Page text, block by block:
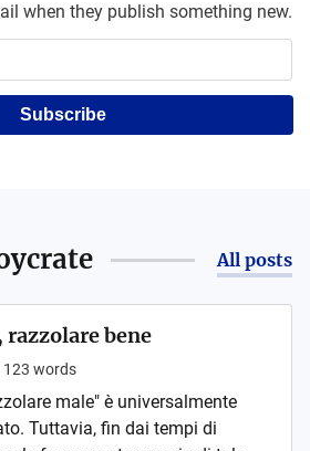
when they publish something new.
Subscribe
All posts
razzolare bene
123 words
male" è universalmente
Tuttavia, fin dai tempi di